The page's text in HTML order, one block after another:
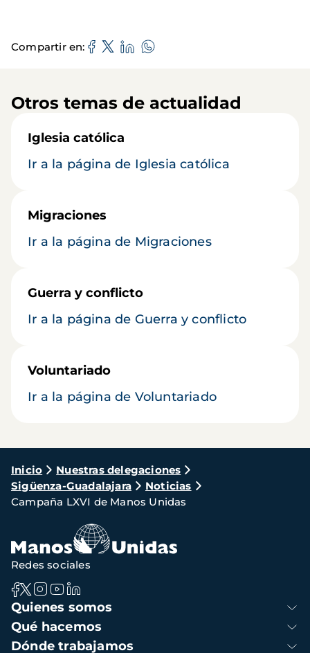
Compartir en
Otros temas de actualidad
Iglesia católica
Ir a la página de Iglesia católica
Migraciones
Ir a la página de Migraciones
Guerra y conflicto
Ir a la página de Guerra y conflicto
Voluntariado
Ir a la página de Voluntariado
Ruta
de
navegación
Inicio
Nuestras delegaciones
Sigüenza-Guadalajara
Noticias
Campaña LXVI de Manos Unidas
Navegación
principal
Quienes somos
Qué hacemos
Dónde trabajamos
Redes sociales